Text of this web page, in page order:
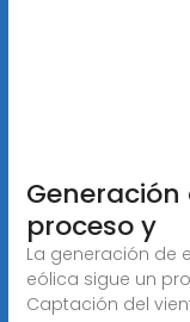
proceso y
La generación de
eólica sigue un
Captación del